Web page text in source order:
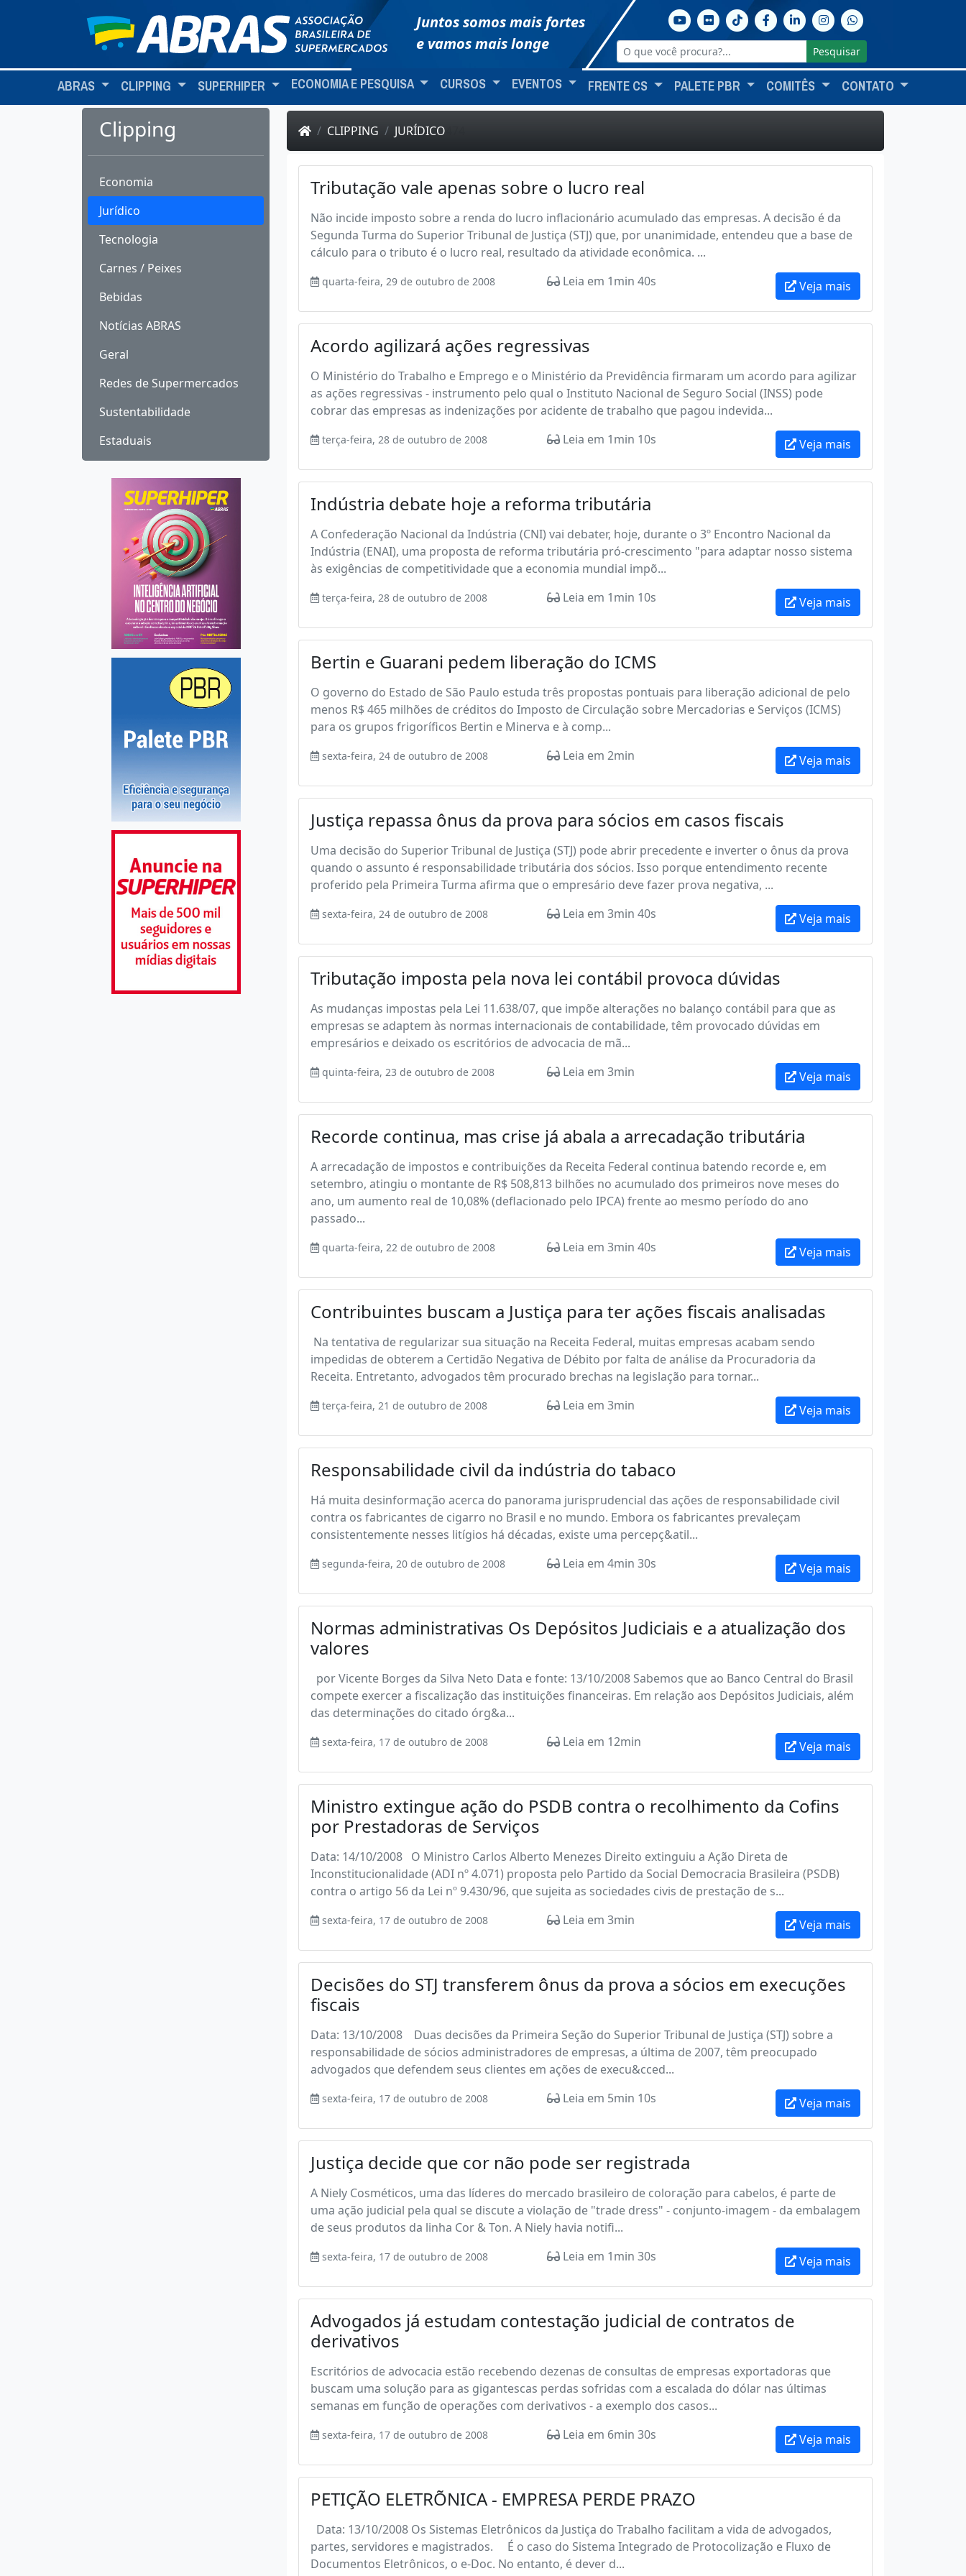
Juntos somos mais fortes
e vamos mais longe
Pesquisar
ABRAS CLIPPING SUPERHIPER ECONOMIA E PESQUISA CURSOS EVENTOS FRENTE CS PALETE PBR COMITÊS CONTATO
Clipping
Economia
Jurídico
Tecnologia
Carnes / Peixes
Bebidas
Notícias ABRAS
Geral
Redes de Supermercados
Sustentabilidade
Estaduais
CLIPPING JURÍDICO
Tributação vale apenas sobre o lucro real
Não incide imposto sobre a renda do lucro inflacionário acumulado das empresas. A decisão é da
Segunda Turma do Superior Tribunal de Justiça (STJ) que, por unanimidade, entendeu que a base de
cálculo para o tributo é o lucro real, resultado da atividade econômica. ...
quarta-feira, 29 de outubro de 2008 Leia em 1min 40s Veja mais
Acordo agilizará ações regressivas
O Ministério do Trabalho e Emprego e o Ministério da Previdência firmaram um acordo para agilizar
as ações regressivas - instrumento pelo qual o Instituto Nacional de Seguro Social (INSS) pode
cobrar das empresas as indenizações por acidente de trabalho que pagou indevida...
terça-feira, 28 de outubro de 2008 Leia em 1min 10s Veja mais
Indústria debate hoje a reforma tributária
A Confederação Nacional da Indústria (CNI) vai debater, hoje, durante o 3º Encontro Nacional da
Indústria (ENAI), uma proposta de reforma tributária pró-crescimento "para adaptar nosso sistema
às exigências de competitividade que a economia mundial impõ...
terça-feira, 28 de outubro de 2008 Leia em 1min 10s Veja mais
Bertin e Guarani pedem liberação do ICMS
O governo do Estado de São Paulo estuda três propostas pontuais para liberação adicional de pelo
menos R$ 465 milhões de créditos do Imposto de Circulação sobre Mercadorias e Serviços (ICMS)
para os grupos frigoríficos Bertin e Minerva e à comp...
sexta-feira, 24 de outubro de 2008 Leia em 2min Veja mais
Justiça repassa ônus da prova para sócios em casos fiscais
Uma decisão do Superior Tribunal de Justiça (STJ) pode abrir precedente e inverter o ônus da prova
quando o assunto é responsabilidade tributária dos sócios. Isso porque entendimento recente
proferido pela Primeira Turma afirma que o empresário deve fazer prova negativa, ...
sexta-feira, 24 de outubro de 2008 Leia em 3min 40s Veja mais
Tributação imposta pela nova lei contábil provoca dúvidas
As mudanças impostas pela Lei 11.638/07, que impõe alterações no balanço contábil para que as
empresas se adaptem às normas internacionais de contabilidade, têm provocado dúvidas em
empresários e deixado os escritórios de advocacia de mã...
quinta-feira, 23 de outubro de 2008 Leia em 3min Veja mais
Recorde continua, mas crise já abala a arrecadação tributária
A arrecadação de impostos e contribuições da Receita Federal continua batendo recorde e, em
setembro, atingiu o montante de R$ 508,813 bilhões no acumulado dos primeiros nove meses do
ano, um aumento real de 10,08% (deflacionado pelo IPCA) frente ao mesmo período do ano
passado...
quarta-feira, 22 de outubro de 2008 Leia em 3min 40s Veja mais
Contribuintes buscam a Justiça para ter ações fiscais analisadas
Na tentativa de regularizar sua situação na Receita Federal, muitas empresas acabam sendo
impedidas de obterem a Certidão Negativa de Débito por falta de análise da Procuradoria da
Receita. Entretanto, advogados têm procurado brechas na legislação para tornar...
terça-feira, 21 de outubro de 2008 Leia em 3min Veja mais
Responsabilidade civil da indústria do tabaco
Há muita desinformação acerca do panorama jurisprudencial das ações de responsabilidade civil
contra os fabricantes de cigarro no Brasil e no mundo. Embora os fabricantes prevaleçam
consistentemente nesses litígios há décadas, existe uma percepç&atil...
segunda-feira, 20 de outubro de 2008 Leia em 4min 30s Veja mais
Normas administrativas Os Depósitos Judiciais e a atualização dos
valores
por Vicente Borges da Silva Neto Data e fonte: 13/10/2008 Sabemos que ao Banco Central do Brasil
compete exercer a fiscalização das instituições financeiras. Em relação aos Depósitos Judiciais, além
das determinações do citado órg&a...
sexta-feira, 17 de outubro de 2008 Leia em 12min Veja mais
Ministro extingue ação do PSDB contra o recolhimento da Cofins
por Prestadoras de Serviços
Data: 14/10/2008 O Ministro Carlos Alberto Menezes Direito extinguiu a Ação Direta de
Inconstitucionalidade (ADI nº 4.071) proposta pelo Partido da Social Democracia Brasileira (PSDB)
contra o artigo 56 da Lei nº 9.430/96, que sujeita as sociedades civis de prestação de s...
sexta-feira, 17 de outubro de 2008 Leia em 3min Veja mais
Decisões do STJ transferem ônus da prova a sócios em execuções
fiscais
Data: 13/10/2008 Duas decisões da Primeira Seção do Superior Tribunal de Justiça (STJ) sobre a
responsabilidade de sócios administradores de empresas, a última de 2007, têm preocupado
advogados que defendem seus clientes em ações de execu&cced...
sexta-feira, 17 de outubro de 2008 Leia em 5min 10s Veja mais
Justiça decide que cor não pode ser registrada
A Niely Cosméticos, uma das líderes do mercado brasileiro de coloração para cabelos, é parte de
uma ação judicial pela qual se discute a violação de "trade dress" - conjunto-imagem - da embalagem
de seus produtos da linha Cor & Ton. A Niely havia notifi...
sexta-feira, 17 de outubro de 2008 Leia em 1min 30s Veja mais
Advogados já estudam contestação judicial de contratos de
derivativos
Escritórios de advocacia estão recebendo dezenas de consultas de empresas exportadoras que
buscam uma solução para as gigantescas perdas sofridas com a escalada do dólar nas últimas
semanas em função de operações com derivativos - a exemplo dos casos...
sexta-feira, 17 de outubro de 2008 Leia em 6min 30s Veja mais
PETIÇÃO ELETRÕNICA - EMPRESA PERDE PRAZO
Data: 13/10/2008 Os Sistemas Eletrônicos da Justiça do Trabalho facilitam a vida de advogados,
partes, servidores e magistrados. É o caso do Sistema Integrado de Protocolização e Fluxo de
Documentos Eletrônicos, o e-Doc. No entanto, é dever d...